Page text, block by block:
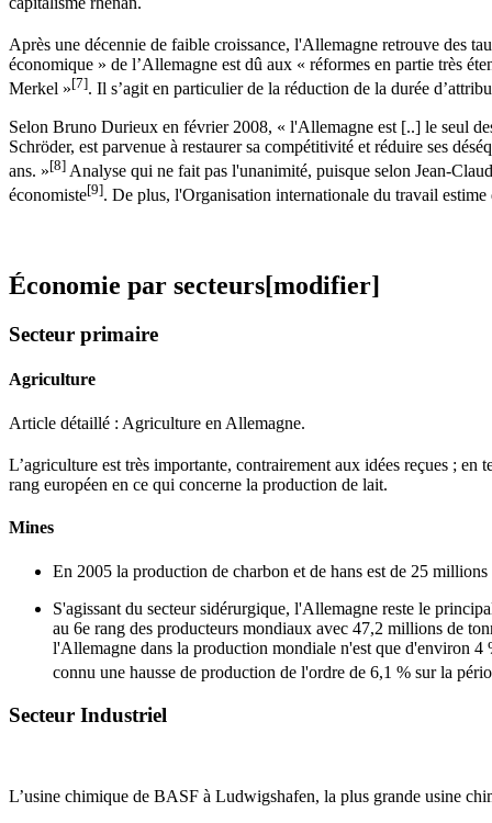
Après une décennie de faible croissance, l'Allemagne retrouve des
économique » de l’Allemagne est dû aux « réformes en partie très
Merkel »[7]. Il s’agit en particulier de la réduction de la durée
Selon Bruno Durieux en février 2008, « l'Allemagne est [..] le seul
Schröder, est parvenue à restaurer sa compétitivité et réduire ses
ans. »[8] Analyse qui ne fait pas l'unanimité, puisque selon Jean-
économiste[9]. De plus, l'Organisation internationale du travail estime
Économie par secteurs[modifier]
Secteur primaire
Agriculture
Article détaillé : Agriculture en Allemagne.
L’agriculture est très importante, contrairement aux idées reçues ;
rang européen en ce qui concerne la production de lait.
Mines
En 2005 la production de charbon et de hans est de 25
S'agissant du secteur sidérurgique, l'Allemagne reste le
au 6e rang des producteurs mondiaux avec 47,2 millions de
l'Allemagne dans la production mondiale n'est que d'environ 4
connu une hausse de production de l'ordre de 6,1 % sur la
Secteur Industriel
L’usine chimique de BASF à Ludwigshafen, la plus grande usine